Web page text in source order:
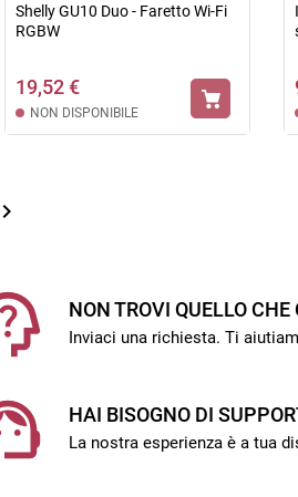
Shelly GU10 Duo - Faretto Wi-Fi
RGBW
19,52 €
NON DISPONIBILE

NON TROVI QUELLO CHE
Inviaci una richiesta. Ti
HAI BISOGNO DI
La nostra esperienza è a tua